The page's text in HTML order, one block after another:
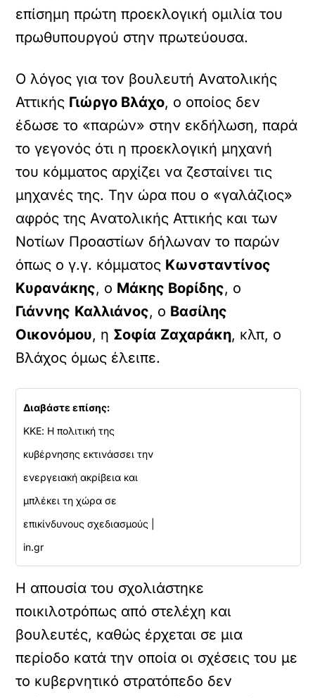
επίσημη πρώτη προεκλογική ομιλία του
πρωθυπουργού στην πρωτεύουσα.
Ο λόγος για τον βουλευτή Ανατολικής
Αττικής Γιώργο Βλάχο, ο οποίος δεν
έδωσε το «παρών» στην εκδήλωση, παρά
το γεγονός ότι η προεκλογική μηχανή
του κόμματος αρχίζει να ζεσταίνει τις
μηχανές της. Την ώρα που ο «γαλάζιος»
αφρός της Ανατολικής Αττικής και των
Νοτίων Προαστίων δήλωναν το παρών
όπως ο γ.γ. κόμματος Κωνσταντίνος
Κυρανάκης, ο Μάκης Βορίδης, ο
Γιάννης Καλλιάνος, ο Βασίλης
Οικονόμου, η Σοφία Ζαχαράκη, κλπ, ο
Βλάχος όμως έλειπε.
Διαβάστε επίσης:
ΚΚΕ: Η πολιτική της
κυβέρνησης εκτινάσσει την
ενεργειακή ακρίβεια και
μπλέκει τη χώρα σε
επικίνδυνους σχεδιασμούς |
in.gr
Η απουσία του σχολιάστηκε
ποικιλοτρόπως από στελέχη και
βουλευτές, καθώς έρχεται σε μια
περίοδο κατά την οποία οι σχέσεις του με
το κυβερνητικό στρατόπεδο δεν